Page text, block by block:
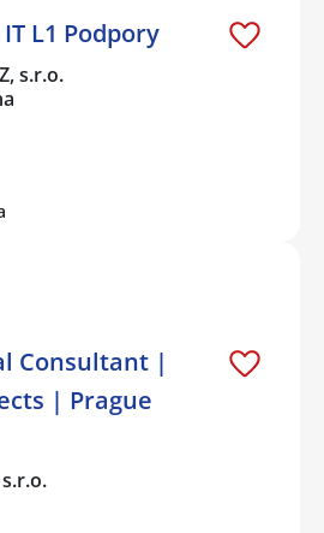
L1 Podpory
s.r.o.
Consultant |
| Prague